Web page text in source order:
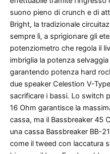
suono pieno di crunch e di
Bright, la tradizionale
sempre lì, a sprigionare gli
potenziometro che regola il
imbriglia la potenza
garantendo potenza hard
due speaker Celestion V-
sacrificare i bassi. Lo switch
16 Ohm garantisce la
cassa, ma il Bassbreaker 45
una cassa Bassbreaker BB-
come il tweed con laccatura